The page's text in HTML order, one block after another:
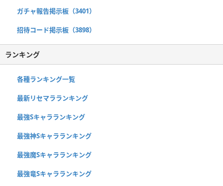
ガチャ報告掲示板（3401）
招待コード掲示板（3898）
ランキング
各種ランキング一覧
最新リセマラランキング
最強Sキャラランキング
最強神Sキャラランキング
最強魔Sキャラランキング
最強竜Sキャラランキング